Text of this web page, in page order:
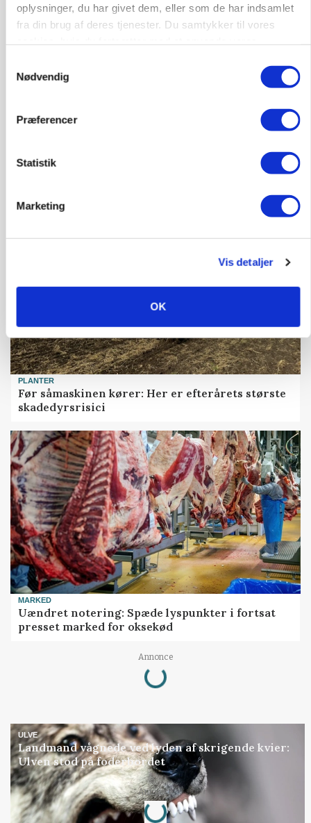
oplysninger, du har givet dem, eller som de har indsamlet
fra din brug af deres tjenester. Du samtykker til vores
Nødvendig
Præferencer
Statistik
Marketing
Vis detaljer
OK
PLANTER
Før såmaskinen kører: Her er efterårets største
skadedyrsrisici
MARKED
Uændret notering: Spæde lyspunkter i fortsat
presset marked for oksekød
Annonce
Loading...
ULVE
Landmand vågnede ved lyden af skrigende kvier:
Ulven stod på foderbordet
Annonce
Loading...